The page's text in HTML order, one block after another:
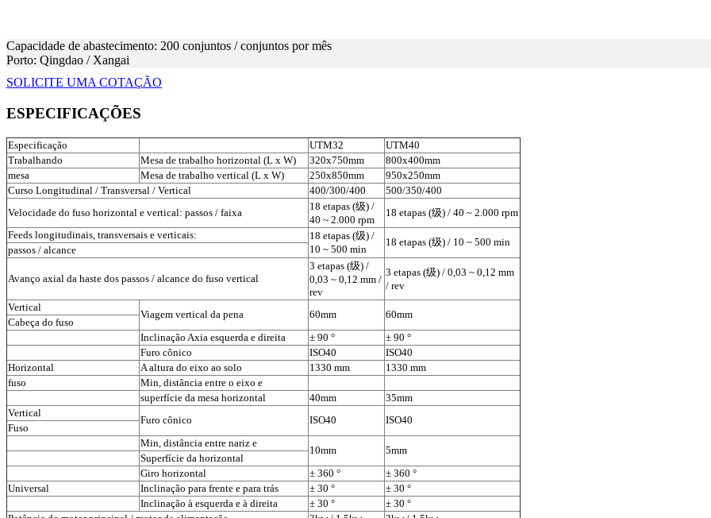
Capacidade de abastecimento: 200 conjuntos / conjuntos por mês
Porto: Qingdao / Xangai
SOLICITE UMA COTAÇÃO
ESPECIFICAÇÕES
Especificação UTM32
UTM40
Trabalhando
Mesa de trabalho horizontal (L x W) 320x750mm
800x400mm
mesa
Mesa de trabalho vertical (L x W) 250x850mm
950x250mm
Curso Longitudinal / Transversal / Vertical
400/300/400
500/350/400
Velocidade do fuso horizontal e vertical: passos / faixa
18 etapas (级) /
40 ~ 2.000 rpm
18 etapas (级) / 40 ~ 2.000 rpm
Feeds longitudinais, transversais e verticais:
18 etapas (级) /
10 ~ 500 min
18 etapas (级) / 10 ~ 500 min
passos / alcance
Avanço axial da haste dos passos / alcance do fuso vertical
3 etapas (级) /
0,03 ~ 0,12 mm /
rev
3 etapas (级) / 0,03 ~ 0,12 mm
/ rev
Vertical
Viagem vertical da pena 60mm 60mm
Cabeça do fuso
Inclinação Axia esquerda e direita
± 90 °
± 90 °
Furo cônico
ISO40
ISO40
Horizontal
A altura do eixo ao solo 1330 mm
1330 mm
fuso
Min, distância entre o eixo e
superfície da mesa horizontal
40mm
35mm
Vertical
Furo cônico ISO40 ISO40
Fuso
Min, distância entre nariz e
10mm 5mm
Superfície da horizontal
Giro horizontal
± 360 °
± 360 °
Universal
Inclinação para frente e para trás ± 30 °
± 30 °
Inclinação à esquerda e à direita
± 30 °
± 30 °